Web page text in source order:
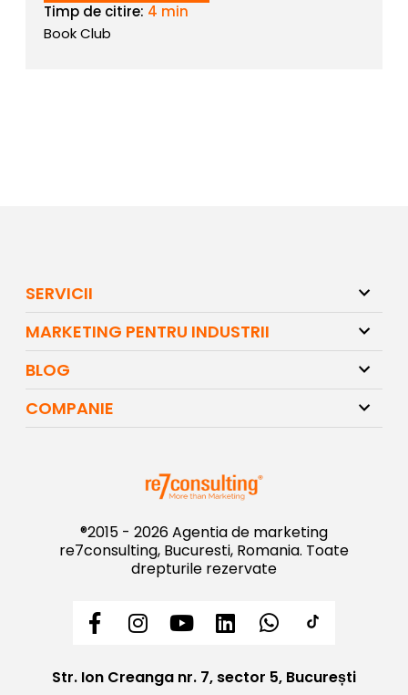
Timp de citire: 4 min
Book Club
SERVICII
MARKETING PENTRU INDUSTRII
BLOG
COMPANIE
®2015 - 2026 Agentia de marketing
re7consulting, Bucuresti, Romania. Toate
drepturile rezervate
Str. Ion Creanga nr. 7, sector 5, București